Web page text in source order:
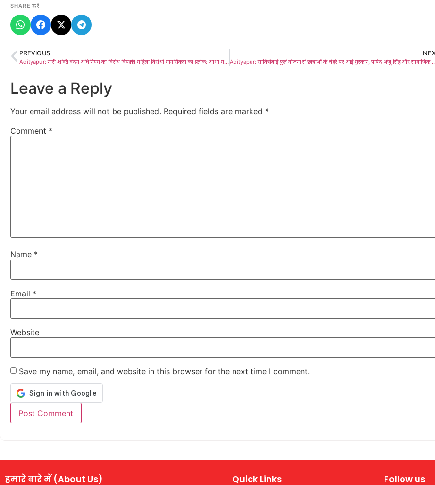
SHARE करें
PREVIOUS
Adityapur: नारी शक्ति वंदन अधिनियम का विरोध विपक्ष की महिला विरोधी मानसिकता का प्रतीक: आभा महतो, पूर्व सांसद- विधायक ने विपक्ष को घेरा Adityapur: सावित्रीबाई फुले योजना से छात्राओं के चेहरे पर आई मुस्कान,
Leave a Reply
Your email address will not be published. Required fields are marked *
Comment *
Name *
Email *
Website
Save my name, email, and website in this browser for the next time I comment.
हमारे बारे में (About Us) Quick Links Follow us